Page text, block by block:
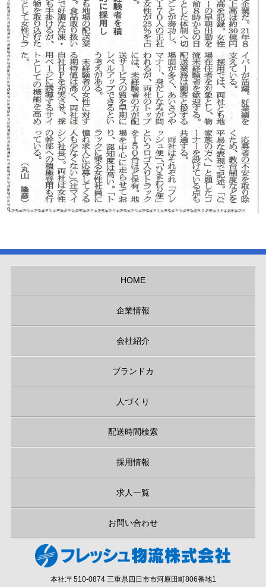
HOME
企業情報
会社紹介
ブランドカ
人づくり
配送時間検索
採用情報
求人一覧
お問い合わせ
本社:〒510-0874 三重県四日市市河原田町806番地1